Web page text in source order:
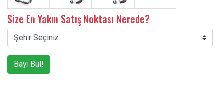
Size En Yakın Satış Noktası Nerede?
Bayi Bul!